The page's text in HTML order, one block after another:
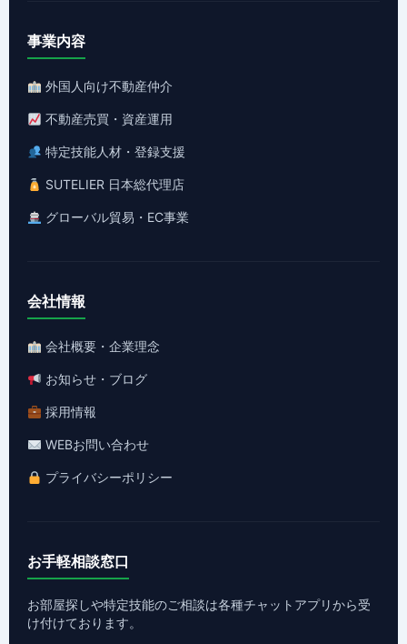
事業内容
外国人向け不動産仲介
不動産売買・資産運用
特定技能人材・登録支援
SUTELIER 日本総代理店
グローバル貿易・EC事業
会社情報
会社概要・企業理念
お知らせ・ブログ
採用情報
WEBお問い合わせ
プライバシーポリシー
お手軽相談窓口
お部屋探しや特定技能のご相談は各種チャットアプリから受
け付けております。